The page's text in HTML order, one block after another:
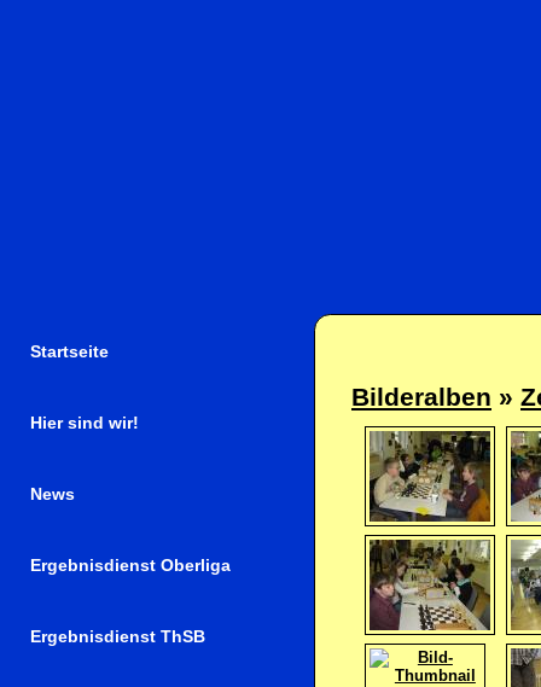
Startseite
Hier sind wir!
News
Ergebnisdienst Oberliga
Ergebnisdienst ThSB
Bilderalben »